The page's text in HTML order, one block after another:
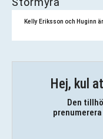
Kelly Eriksson och Huginn
Hej, kul
Den